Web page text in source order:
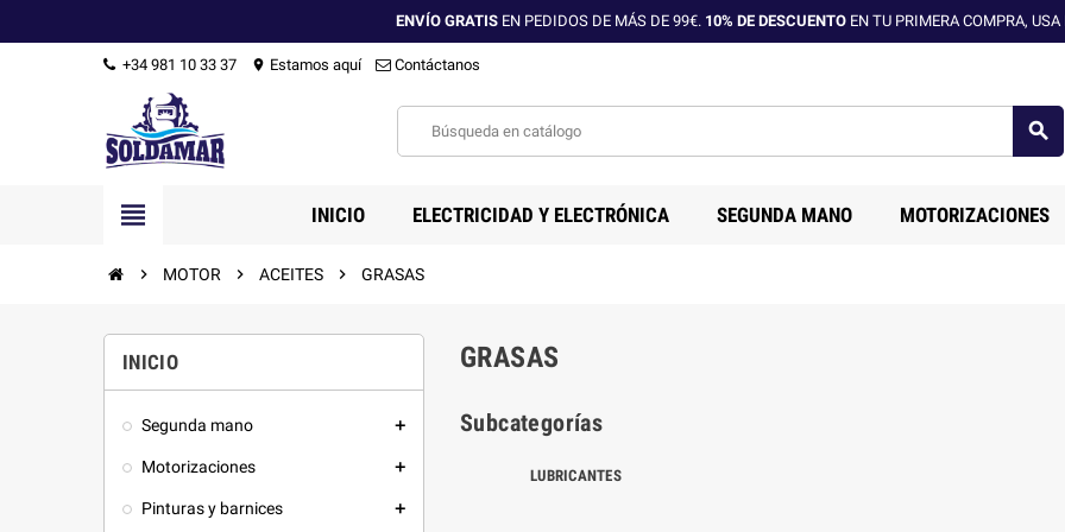
ENVÍO GRATIS EN PEDIDOS DE MÁS DE 99€. 10% DE DESCUENTO EN TU PRIMERA COMPRA, USA
+34 981 10 33 37 location_on Estamos aquí Contáctanos
search
view_headline INICIO ELECTRICIDAD Y ELECTRÓNICA SEGUNDA MANO MOTORIZACIONES
chevron_right MOTOR chevron_right ACEITES chevron_right GRASAS
INICIO
Segunda mano add
Motorizaciones add
Pinturas y barnices add
GRASAS
Subcategorías
LUBRICANTES